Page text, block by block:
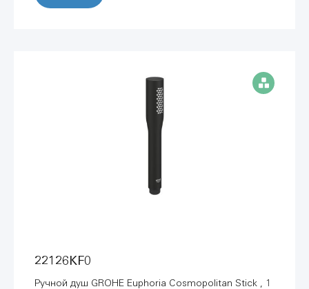
22126KF0
Ручной душ GROHE Euphoria Cosmopolitan Stick , 1